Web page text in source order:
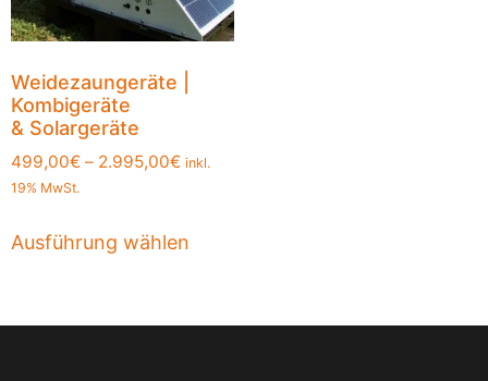
Weidezaungeräte |
Kombigeräte
& Solargeräte
499,00€ – 2.995,00€ inkl.
19% MwSt.
Ausführung wählen